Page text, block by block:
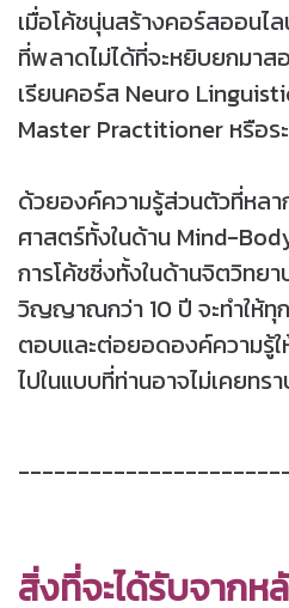
เมื่อโค้ชนุ่นสร้างคอร์สออนไ
ที่พลาดไม่ได้ที่จะหยิบยกมาส
เรียนคอร์ส Neuro
Master Practitioner หรือร
ด้วยองค์ความรู้ส่วนตัวที่หลา
ศาสตร์ทั้งในด้าน Mind-
การโค้ชชิ่งทั้งในด้านจิตวิทย
วิญญาณกว่า 10 ปี จะทำให้ทุ
ตอบและต่อยอดองค์ความรู้
ไปในแบบที่ท่านอาจไม่เคยทร
สิ่งที่จะได้รับจากห